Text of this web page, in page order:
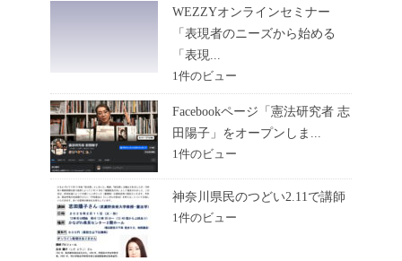
WEZZYオンラインセミナー
「表現者のニーズから始める
「表現...
1件のビュー
Facebookページ「憲法研究者 志
田陽子」をオープンしま...
1件のビュー
神奈川県民のつどい2.11で講師
1件のビュー